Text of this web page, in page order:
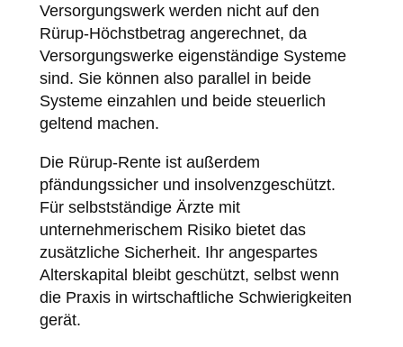
Versorgungswerk werden nicht auf den
Rürup-Höchstbetrag angerechnet, da
Versorgungswerke eigenständige Systeme
sind. Sie können also parallel in beide
Systeme einzahlen und beide steuerlich
geltend machen.
Die Rürup-Rente ist außerdem
pfändungssicher und insolvenzgeschützt.
Für selbstständige Ärzte mit
unternehmerischem Risiko bietet das
zusätzliche Sicherheit. Ihr angespartes
Alterskapital bleibt geschützt, selbst wenn
die Praxis in wirtschaftliche Schwierigkeiten
gerät.